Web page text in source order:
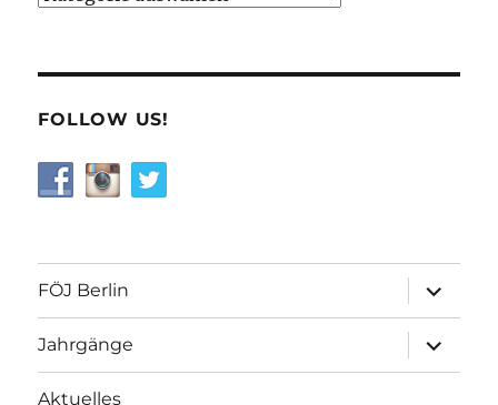
FOLLOW US!
FÖJ Berlin
öffnen
Jahrgänge
öffnen
Aktuelles